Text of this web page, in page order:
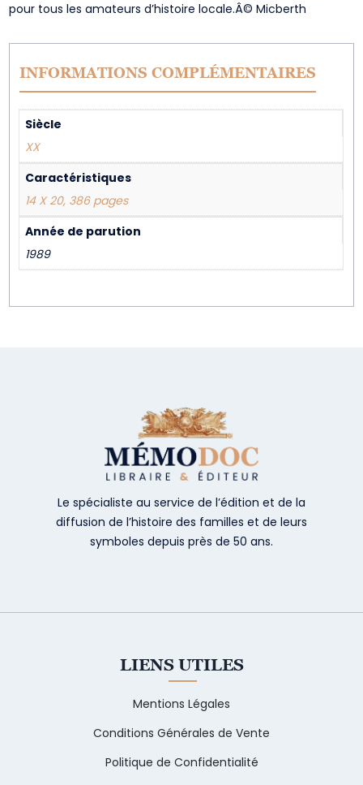
pour tous les amateurs d’histoire locale.Â© Micberth
INFORMATIONS COMPLÉMENTAIRES
Siècle
XX
Caractéristiques
14 X 20, 386 pages
Année de parution
1989
Le spécialiste au service de l’édition et de la
diffusion de l’histoire des familles et de leurs
symboles depuis près de 50 ans.
LIENS UTILES
Mentions Légales
Conditions Générales de Vente
Politique de Confidentialité